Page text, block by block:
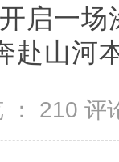
启一
赴山河
210 评